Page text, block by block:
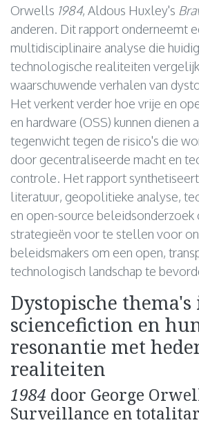
Orwells 1984, Aldous Huxley's
anderen. Dit rapport onderneemt
multidisciplinaire analyse die
technologische realiteiten
waarschuwende verhalen van
Het verkent verder hoe vrije en
en hardware (OSS) kunnen dienen
tegenwicht tegen de risico's die
door gecentraliseerde macht en
controle. Het rapport
literatuur, geopolitieke analyse,
en open-source beleidsonderzoek
strategieën voor te stellen voor
beleidsmakers om een open,
technologisch landschap te
Dystopische thema's
sciencefiction en
resonantie met
realiteiten
1984 door George
Surveillance en